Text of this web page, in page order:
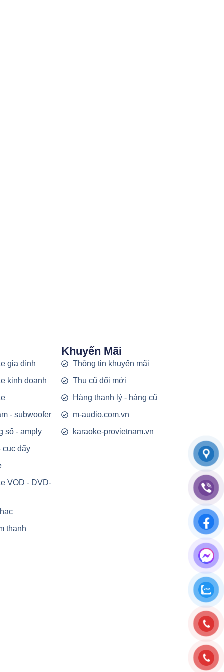
gia đình
kinh doanh
- subwoofer
số - amply
cục đẩy
VOD - DVD-
thanh
Khuyến Mãi
Thông tin khuyến mãi
Thu cũ đổi mới
Hàng thanh lý - hàng cũ
m-audio.com.vn
karaoke-provietnam.vn